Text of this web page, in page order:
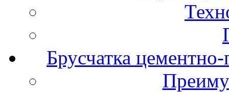
Брусчатка